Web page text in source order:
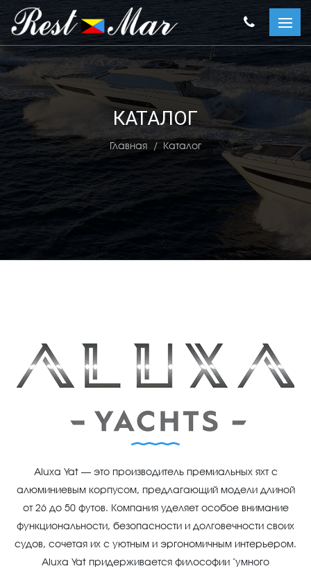
КАТАЛОГ
Главная Каталог
Aluxa Yat — это производитель премиальных яхт с
алюминиевым корпусом, предлагающий модели длиной
от 26 до 50 футов. Компания уделяет особое внимание
функциональности, безопасности и долговечности своих
судов, сочетая их с уютным и эргономичным интерьером.
Aluxa Yat придерживается философии "умного